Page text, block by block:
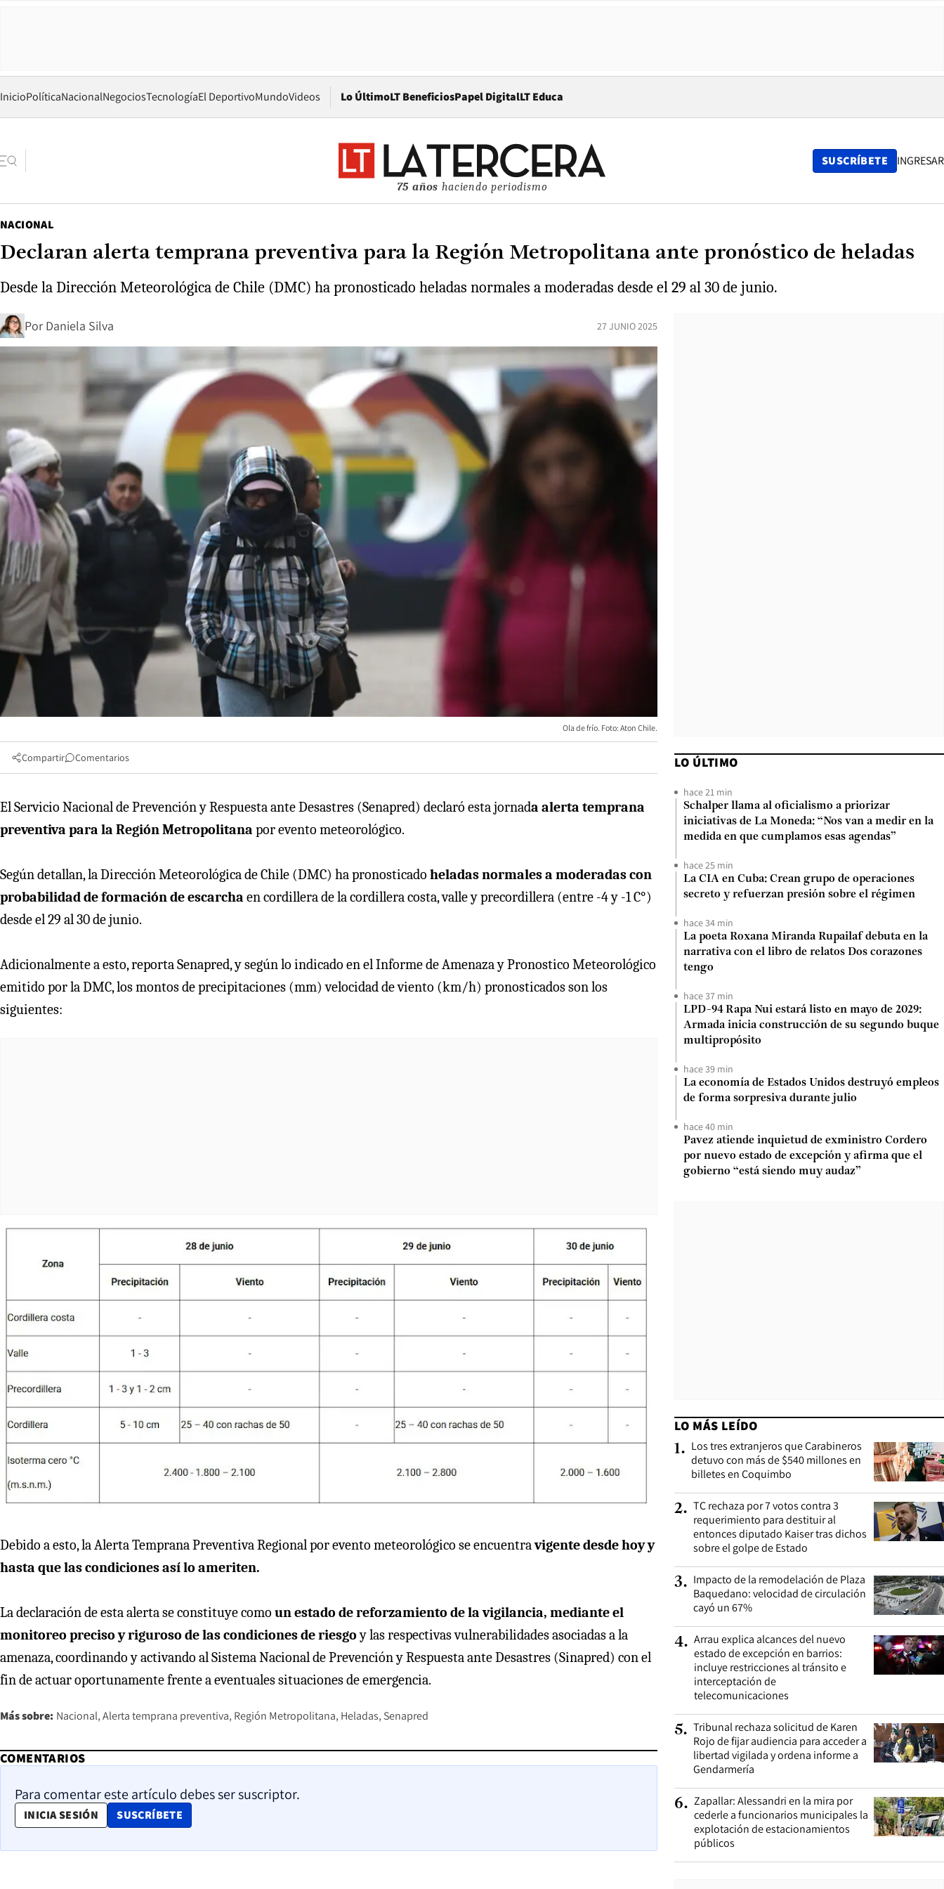
InicioPolíticaNacionalNegociosTecnologíaEl DeportivoMundoVideos Lo ÚltimoLT BeneficiosPapel DigitalOpens in new window
LT Educa
75 años haciendo periodismo
SUSCRÍBETE INGRESAR
NACIONAL
Declaran alerta temprana preventiva para la Región Metropolitana ante pronóstico de heladas
Desde la Dirección Meteorológica de Chile (DMC) ha pronosticado heladas normales a moderadas desde el 29 al 30 de junio.
Por Daniela Silva 27 JUNIO 2025
Ola de frío. Foto: Aton Chile.
Compartir Comentarios
El Servicio Nacional de Prevención y Respuesta ante Desastres (Senapred) declaró esta jornada alerta temprana
preventiva para la Región Metropolitana por evento meteorológico.
Según detallan, la Dirección Meteorológica de Chile (DMC) ha pronosticado heladas normales a moderadas con
probabilidad de formación de escarcha en cordillera de la cordillera costa, valle y precordillera (entre -4 y -1 C°)
desde el 29 al 30 de junio.
Adicionalmente a esto, reporta Senapred, y según lo indicado en el Informe de Amenaza y Pronostico Meteorológico
emitido por la DMC, los montos de precipitaciones (mm) velocidad de viento (km/h) pronosticados son los
siguientes:
Debido a esto, la Alerta Temprana Preventiva Regional por evento meteorológico se encuentravigente desde hoy y
hasta que las condiciones así lo ameriten.
La declaración de esta alerta se constituye como un estado de reforzamiento de la vigilancia, mediante el
monitoreo preciso y riguroso de las condiciones de riesgoy las respectivas vulnerabilidades asociadas a la
amenaza, coordinando y activando al Sistema Nacional de Prevención y Respuesta ante Desastres (Sinapred) con el
fin de actuar oportunamente frente a eventuales situaciones de emergencia.
Más sobre: Nacional Alerta temprana preventiva Región Metropolitana Heladas Senapred
COMENTARIOS
Para comentar este artículo debes ser suscriptor.
INICIA SESIÓN SUSCRÍBETE
OPENS IN NEW WINDOW
LO ÚLTIMO
hace 21 min
Schalper llama al oficialismo a priorizar
iniciativas de La Moneda: “Nos van a medir en la
medida en que cumplamos esas agendas”
hace 25 min
La CIA en Cuba: Crean grupo de operaciones
secreto y refuerzan presión sobre el régimen
hace 34 min
La poeta Roxana Miranda Rupailaf debuta en la
narrativa con el libro de relatos Dos corazones
tengo
hace 37 min
LPD-94 Rapa Nui estará listo en mayo de 2029:
Armada inicia construcción de su segundo buque
multipropósito
hace 39 min
La economía de Estados Unidos destruyó empleos
de forma sorpresiva durante julio
hace 40 min
Pavez atiende inquietud de exministro Cordero
por nuevo estado de excepción y afirma que el
gobierno “está siendo muy audaz”
LO MÁS LEÍDO
1. Los tres extranjeros que Carabineros
detuvo con más de $540 millones en
billetes en Coquimbo
2. TC rechaza por 7 votos contra 3
requerimiento para destituir al
entonces diputado Kaiser tras dichos
sobre el golpe de Estado
3. Impacto de la remodelación de Plaza
Baquedano: velocidad de circulación
cayó un 67%
4. Arrau explica alcances del nuevo
estado de excepción en barrios:
incluye restricciones al tránsito e
interceptación de
telecomunicaciones
5. Tribunal rechaza solicitud de Karen
Rojo de fijar audiencia para acceder a
libertad vigilada y ordena informe a
Gendarmería
6. Zapallar: Alessandri en la mira por
cederle a funcionarios municipales la
explotación de estacionamientos
públicos